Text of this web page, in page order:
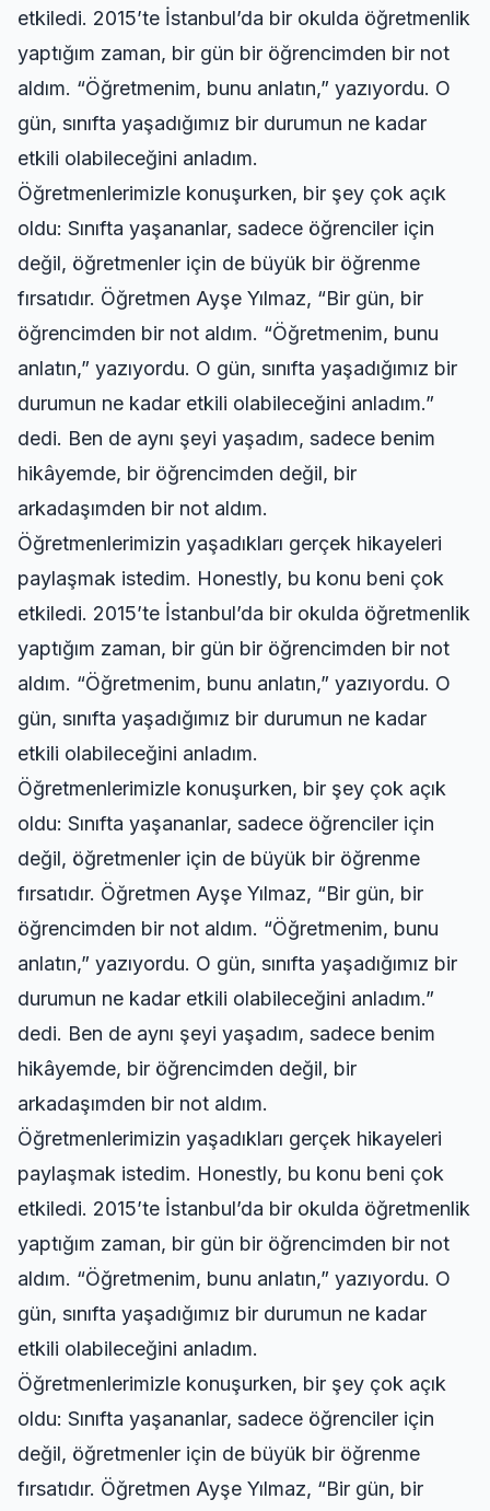
etkiledi. 2015’te İstanbul’da bir okulda öğretmenlik
yaptığım zaman, bir gün bir öğrencimden bir not
aldım. “Öğretmenim, bunu anlatın,” yazıyordu. O
gün, sınıfta yaşadığımız bir durumun ne kadar
etkili olabileceğini anladım.
Öğretmenlerimizle konuşurken, bir şey çok açık
oldu: Sınıfta yaşananlar, sadece öğrenciler için
değil, öğretmenler için de büyük bir öğrenme
fırsatıdır. Öğretmen Ayşe Yılmaz, “Bir gün, bir
öğrencimden bir not aldım. “Öğretmenim, bunu
anlatın,” yazıyordu. O gün, sınıfta yaşadığımız bir
durumun ne kadar etkili olabileceğini anladım.”
dedi. Ben de aynı şeyi yaşadım, sadece benim
hikâyemde, bir öğrencimden değil, bir
arkadaşımden bir not aldım.
Öğretmenlerimizin yaşadıkları gerçek hikayeleri
paylaşmak istedim. Honestly, bu konu beni çok
etkiledi. 2015’te İstanbul’da bir okulda öğretmenlik
yaptığım zaman, bir gün bir öğrencimden bir not
aldım. “Öğretmenim, bunu anlatın,” yazıyordu. O
gün, sınıfta yaşadığımız bir durumun ne kadar
etkili olabileceğini anladım.
Öğretmenlerimizle konuşurken, bir şey çok açık
oldu: Sınıfta yaşananlar, sadece öğrenciler için
değil, öğretmenler için de büyük bir öğrenme
fırsatıdır. Öğretmen Ayşe Yılmaz, “Bir gün, bir
öğrencimden bir not aldım. “Öğretmenim, bunu
anlatın,” yazıyordu. O gün, sınıfta yaşadığımız bir
durumun ne kadar etkili olabileceğini anladım.”
dedi. Ben de aynı şeyi yaşadım, sadece benim
hikâyemde, bir öğrencimden değil, bir
arkadaşımden bir not aldım.
Öğretmenlerimizin yaşadıkları gerçek hikayeleri
paylaşmak istedim. Honestly, bu konu beni çok
etkiledi. 2015’te İstanbul’da bir okulda öğretmenlik
yaptığım zaman, bir gün bir öğrencimden bir not
aldım. “Öğretmenim, bunu anlatın,” yazıyordu. O
gün, sınıfta yaşadığımız bir durumun ne kadar
etkili olabileceğini anladım.
Öğretmenlerimizle konuşurken, bir şey çok açık
oldu: Sınıfta yaşananlar, sadece öğrenciler için
değil, öğretmenler için de büyük bir öğrenme
fırsatıdır. Öğretmen Ayşe Yılmaz, “Bir gün, bir